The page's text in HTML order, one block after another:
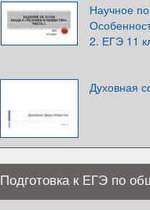
Научное
2. ЕГЭ 11
Духовная
Подготовка к ЕГЭ по